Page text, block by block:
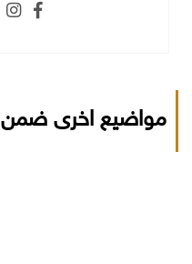
مواضيع اخرى ضمن